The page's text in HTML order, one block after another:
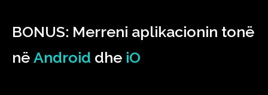
BONUS: Merreni aplikacionin tonë
në Android dhe iO